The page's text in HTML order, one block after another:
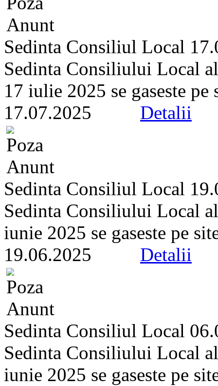
Sedinta Consiliul Local
Sedinta Consiliului Local
17 iulie 2025 se gaseste
17.07.2025 Detalii
Sedinta Consiliul Local
Sedinta Consiliului Local
iunie 2025 se gaseste pe
19.06.2025 Detalii
Sedinta Consiliul Local
Sedinta Consiliului Local
iunie 2025 se gaseste pe